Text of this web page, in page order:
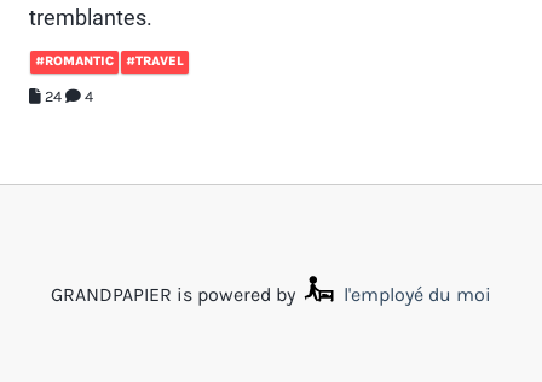
tremblantes.
#ROMANTIC #TRAVEL
24 4
GRANDPAPIER is powered by l'employé du moi